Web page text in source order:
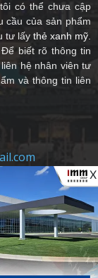
X
có thể chưa cập
cầu của sản phẩm
tư lấy thẻ xanh mỹ
biết rõ thông tin
hệ nhân viên tư
và thông tin liên